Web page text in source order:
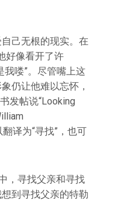
己无根的现实。在
好像看开了许
我喽”。尽管嘴上这
仍让他难以忘怀，
发帖说“Looking
译为“寻找”，也可
，寻找父亲和寻找
到寻找父亲的特勒